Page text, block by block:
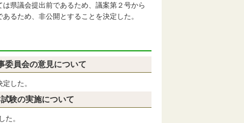
県議会提出前であるため、議案第２号から
るため、非公開とすることを決定した。
員会の意見について
した。
験の実施について
た。